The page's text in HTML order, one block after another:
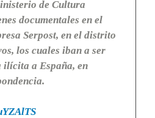
de Cultura
documentales en el
Serpost, en el distrito
los cuales iban a ser
ilícita a España, en